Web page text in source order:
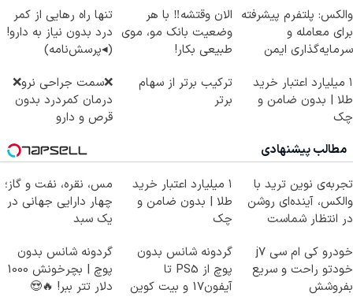
والکس: پلتفرم پیشرفته
برای معامله و
سرمایه‌گذاری ایمن
الان وقتشه‼️ با هر
وضعیت بانک مو، موی
طبیعی بکار!
تنها راه رهایی از کمر
درد بدون نیاز به دارو!
(◂پرسش‌نامه)
۱ میلیارد اعتبار خرید
طلا | بدون ضامن و
چک
ترکیب برتر از سهام
برتر
❌سمت جراحی نرو❌
درمان کمردرد بدون
قرص و دارو
مطالب پیشنهادی
تجربه‌ی نوین ترید با
والکس، آینده‌ای روشن
در انتظار شماست
۱ میلیارد اعتبار خرید
طلا | بدون ضامن و
چک
مس، نقره، نفت و گاز؛
چهار دارایی جهانی در
یک سبد
خودرو کی ام سی j7
خودتو راحت و سریع
بفروشش
گردونه شانس بدون
پوچ از PS5 تا
آیفون17 و بیت کوین
گردونه شانس بدون
پوچ | بچرخونش 1000
دلار تتر ببر! 🔥😍